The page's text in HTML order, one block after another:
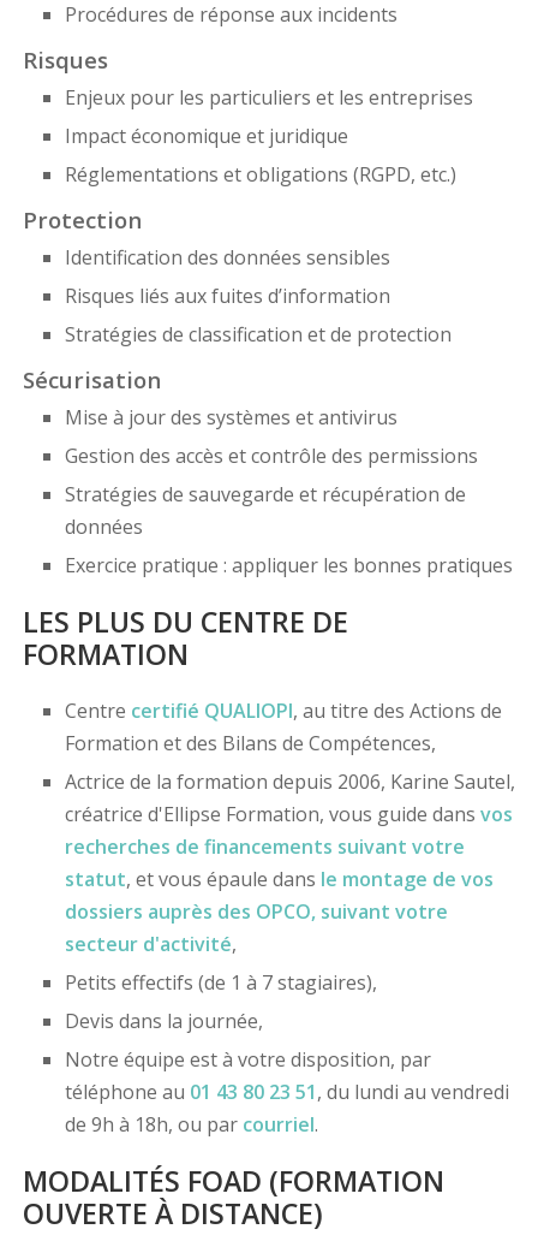
Procédures de réponse aux incidents
Risques
Enjeux pour les particuliers et les entreprises
Impact économique et juridique
Réglementations et obligations (RGPD, etc.)
Protection
Identification des données sensibles
Risques liés aux fuites d’information
Stratégies de classification et de protection
Sécurisation
Mise à jour des systèmes et antivirus
Gestion des accès et contrôle des permissions
Stratégies de sauvegarde et récupération de
données
Exercice pratique : appliquer les bonnes pratiques
LES PLUS DU CENTRE DE
FORMATION
Centre certifié QUALIOPI, au titre des Actions de
Formation et des Bilans de Compétences,
Actrice de la formation depuis 2006, Karine Sautel,
créatrice d'Ellipse Formation, vous guide dans vos
recherches de financements suivant votre
statut, et vous épaule dans le montage de vos
dossiers auprès des OPCO, suivant votre
secteur d'activité,
Petits effectifs (de 1 à 7 stagiaires),
Devis dans la journée,
Notre équipe est à votre disposition, par
téléphone au 01 43 80 23 51, du lundi au vendredi
de 9h à 18h, ou par courriel.
MODALITÉS FOAD (FORMATION
OUVERTE À DISTANCE)